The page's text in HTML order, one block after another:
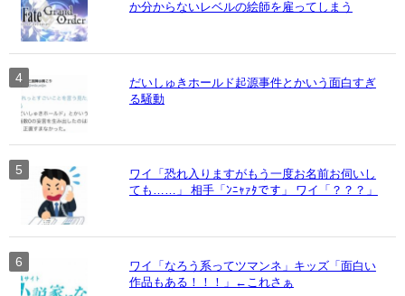
か分からないレベルの絵師を雇ってしまう
だいしゅきホールド起源事件とかいう面白すぎ
る騒動
ワイ「恐れ入りますがもう一度お名前お伺いし
ても……」 相手「ﾝﾆｬｧﾀです」 ワイ「？？？」
ワイ「なろう系ってツマンネ」キッズ「面白い
作品もある！！！」←これさぁ